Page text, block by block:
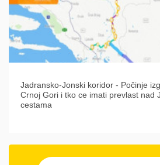
Jadransko-Jonski koridor - Počinje
Crnoj Gori i tko ce imati prevlast nad
cestama